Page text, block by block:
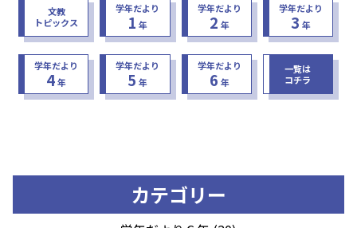
文教
トピックス
学年だより
1 年
学年だより
2 年
学年だより
3 年
学年だより
4年
学年だより
5 年
学年だより
6 年
一覧は
コチラ
カテゴリー